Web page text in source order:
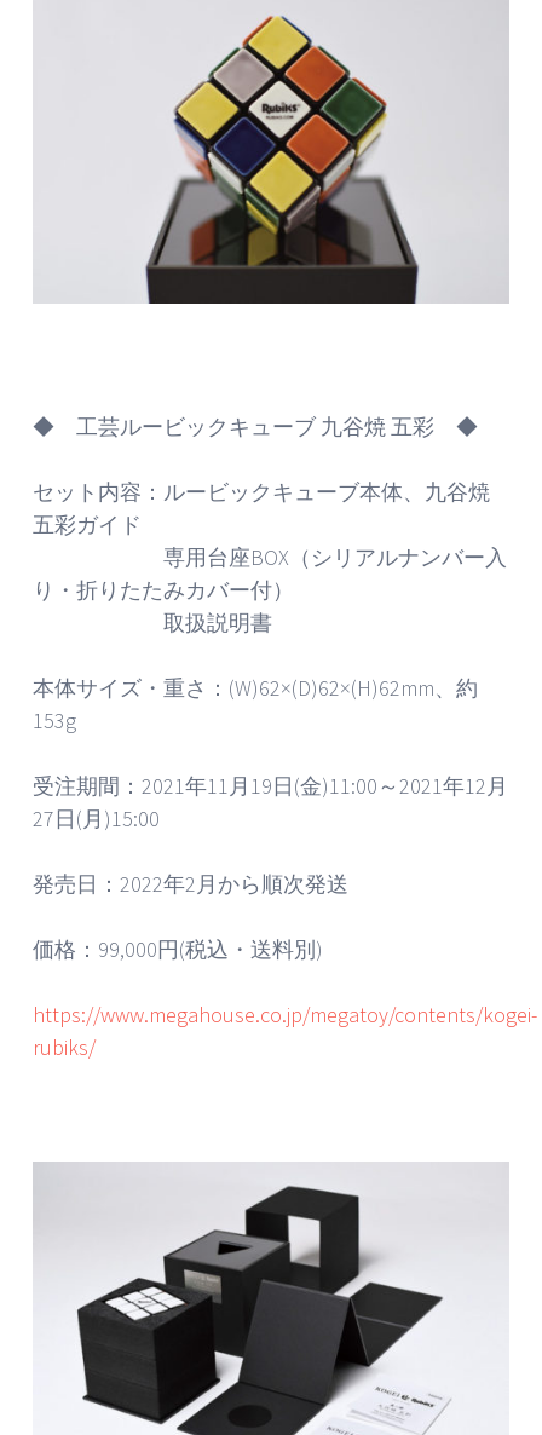
◆ 工芸ルービックキューブ 九谷焼 五彩 ◆
セット内容：ルービックキューブ本体、九谷焼
五彩ガイド
専用台座BOX（シリアルナンバー入
り・折りたたみカバー付）
取扱説明書
本体サイズ・重さ：(W)62×(D)62×(H)62mm、約
153g
受注期間：2021年11月19日(金)11:00～2021年12月
27日(月)15:00
発売日：2022年2月から順次発送
価格：99,000円(税込・送料別)
https://www.megahouse.co.jp/megatoy/contents/kogei-
rubiks/